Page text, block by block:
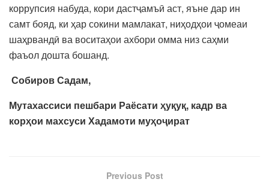
коррупсия набуда, кори дастҷамъӣ аст, яъне дар ин
самт бояд, ки ҳар сокини мамлакат, ниҳодҳои ҷомеаи
шаҳрвандӣ ва воситаҳои ахбори омма низ саҳми
фаъол дошта бошанд.
Собиров Садам,
Мутахассиси пешбари Раёсати ҳуқуқ, кадр ва
корҳои махсуси Хадамоти муҳоҷират
Previous Post